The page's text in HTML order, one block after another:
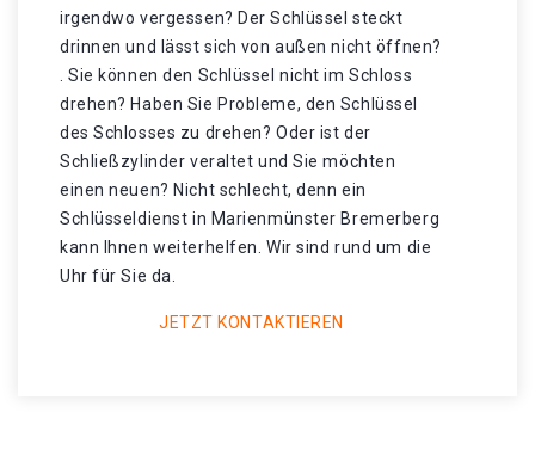
irgendwo vergessen? Der Schlüssel steckt
drinnen und lässt sich von außen nicht öffnen?
. Sie können den Schlüssel nicht im Schloss
drehen? Haben Sie Probleme, den Schlüssel
des Schlosses zu drehen? Oder ist der
Schließzylinder veraltet und Sie möchten
einen neuen? Nicht schlecht, denn ein
Schlüsseldienst in Marienmünster Bremerberg
kann Ihnen weiterhelfen. Wir sind rund um die
Uhr für Sie da.
JETZT KONTAKTIEREN